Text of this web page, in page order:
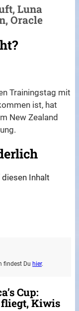
Luna
Oracle
Trainingstag mit
ist, hat
New Zealand
Inhalt
findest Du hier.
Cup:
fliegt, Kiwis